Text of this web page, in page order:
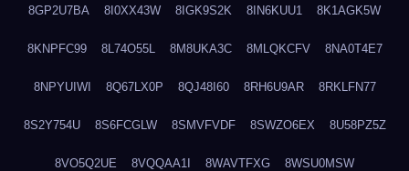
8GP2U7BA 8I0XX43W 8IGK9S2K 8IN6KUU1 8K1AGK5W
8KNPFC99 8L74O55L 8M8UKA3C 8MLQKCFV 8NA0T4E7
8NPYUIWI 8Q67LX0P 8QJ48I60 8RH6U9AR 8RKLFN77
8S2Y754U 8S6FCGLW 8SMVFVDF 8SWZO6EX 8U58PZ5Z
8VO5Q2UE 8VQQAA1I 8WAVTFXG 8WSU0MSW